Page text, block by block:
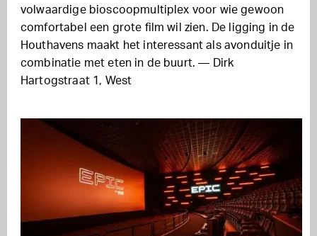
volwaardige bioscoopmultiplex voor wie gewoon
comfortabel een grote film wil zien. De ligging in de
Houthavens maakt het interessant als avonduitje in
combinatie met eten in de buurt. — Dirk
Hartogstraat 1, West